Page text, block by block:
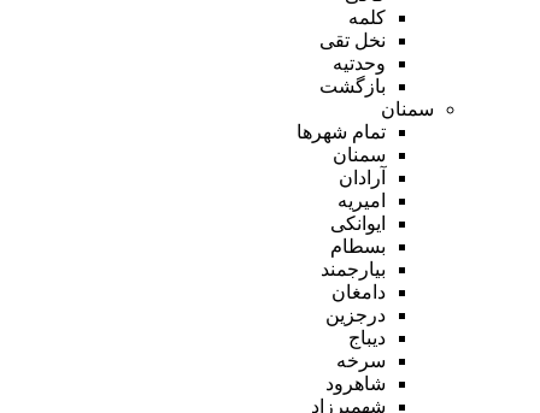
کلمه
نخل تقی
وحدتیه
بازگشت
سمنان
تمام شهر‌ها
سمنان
آرادان
امیریه
ایوانکی
بسطام
بیارجمند
دامغان
درجزین
دیباج
سرخه
شاهرود
شهمیرزاد